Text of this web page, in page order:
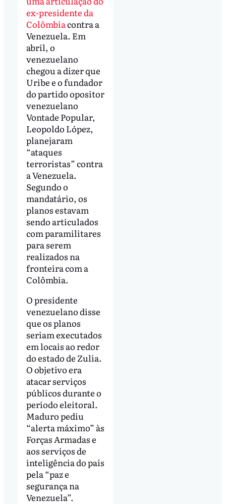
ex-presidente da
Colômbiacontra a
Venezuela. Em
abril, o
venezuelano
chegou a dizer que
Uribe e o fundador
do partido opositor
venezuelano
Vontade Popular,
Leopoldo López,
planejaram
“ataques
terroristas” contra
a Venezuela.
Segundo o
mandatário, os
planos estavam
sendo articulados
com paramilitares
para serem
realizados na
fronteira com a
Colômbia.
O presidente
venezuelano disse
que os planos
seriam executados
em locais ao redor
do estado de Zulia.
O objetivo era
atacar serviços
públicos durante o
período eleitoral.
Maduro pediu
“alerta máximo” às
Forças Armadas e
aos serviços de
inteligência do país
pela “paz e
segurança na
Venezuela”.